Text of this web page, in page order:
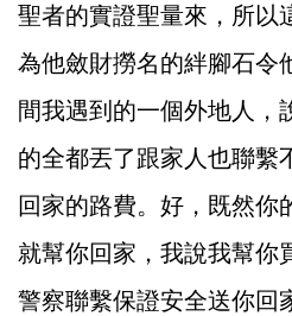
聖者的實證聖量來，所以
為他斂財撈名的絆腳石令
間我遇到的一個外地人，
的全都丟了跟家人也聯繫
回家的路費。好，既然你
就幫你回家，我說我幫你
警察聯繫保證安全送你回